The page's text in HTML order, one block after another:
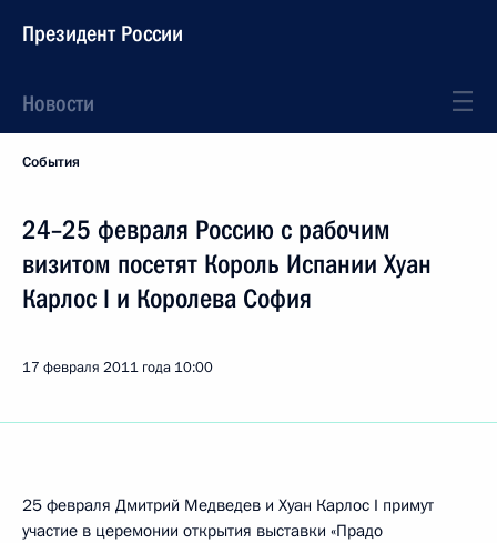
Президент России
Новости
События
24–25 февраля Россию с рабочим
визитом посетят Король Испании Хуан
Карлос I и Королева София
17 февраля 2011 года 10:00
25 февраля Дмитрий Медведев и Хуан Карлос I примут
участие в церемонии открытия выставки «Прадо